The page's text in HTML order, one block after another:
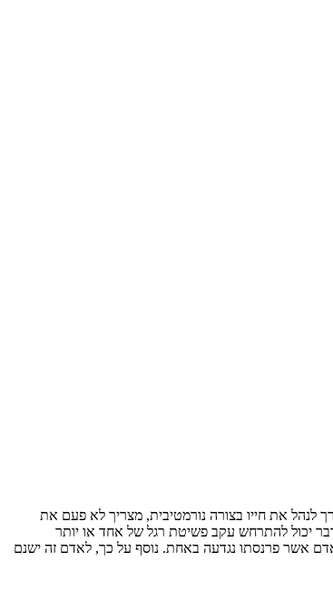
לנהל את חייו בצורה נורמטיבית, מצריך לא פעם את
יכול להתרחש עקב פשיטת רגל של אחד או יותר
אשר פרנסתו נגדעה באחת. נוסף על כך, לאדם זה ישנם